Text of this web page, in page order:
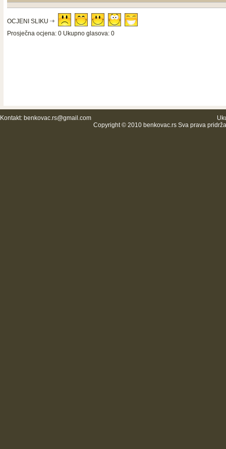
OCJENI SLIKU
Prosječna ocjena: 0 Ukupno glasova: 0
Kontakt: benkovac.rs@gmail.com
Copyright © 2010 benkovac.rs Sva prava